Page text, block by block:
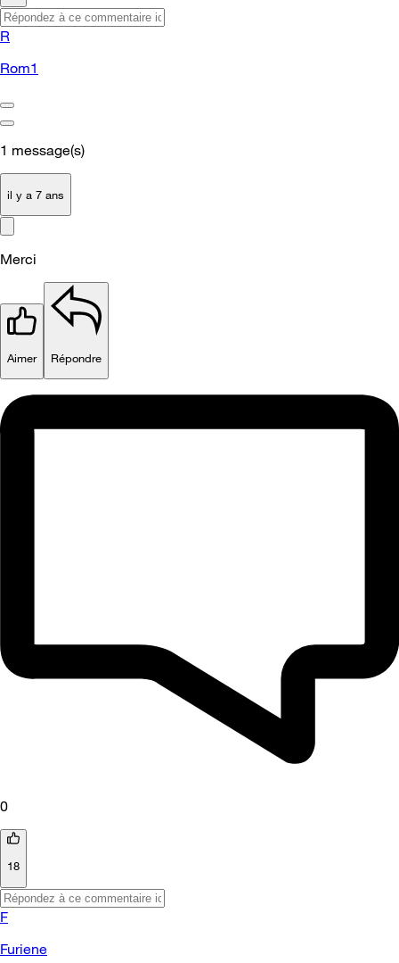
R
Rom1
1 message(s)
il y a 7 ans
Merci
Aimer Répondre
0
18
F
Furiene